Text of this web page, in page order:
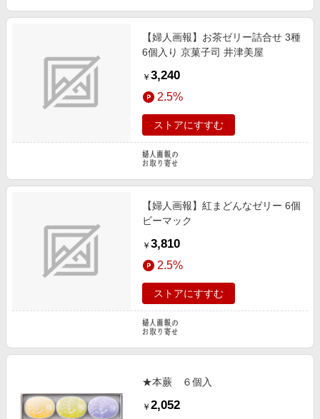
【婦人画報】お茶ゼリー詰合せ 3種
6個入り 京菓子司 井津美屋
￥ 3,240
2.5%
ストアにすすむ
【婦人画報】紅まどんなゼリー 6個
ビーマック
￥ 3,810
2.5%
ストアにすすむ
★本蕨 ６個入
￥ 2,052